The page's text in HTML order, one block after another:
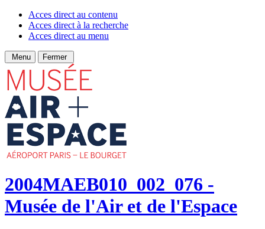
Acces direct au contenu
Acces direct à la recherche
Acces direct au menu
Menu Fermer
2004MAEB010_002_076 -
Musée de l'Air et de l'Espace